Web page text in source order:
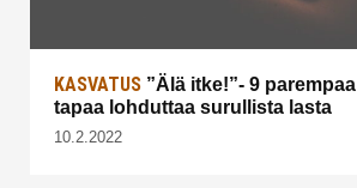
KASVATUS ”Älä itke!”- 9 parempaa
tapaa lohduttaa surullista lasta
10.2.2022